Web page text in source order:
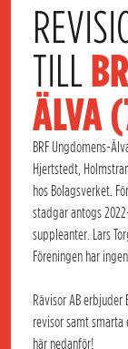
TILL
ÄLVA
BRF Ungdomens-
Hjertstedt,
hos Bolagsverket.
stadgar antogs
suppleanter. Lars
Föreningen har
Rävisor AB erbjuder
revisor samt
här nedanför!